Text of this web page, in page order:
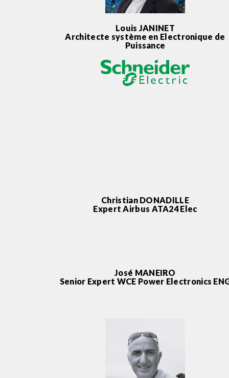
Louis JANINET
Architecte système en Electronique de
Puissance
Christian DONADILLE
Expert Airbus ATA24 Elec
José MANEIRO
Senior Expert WCE Power Electronics